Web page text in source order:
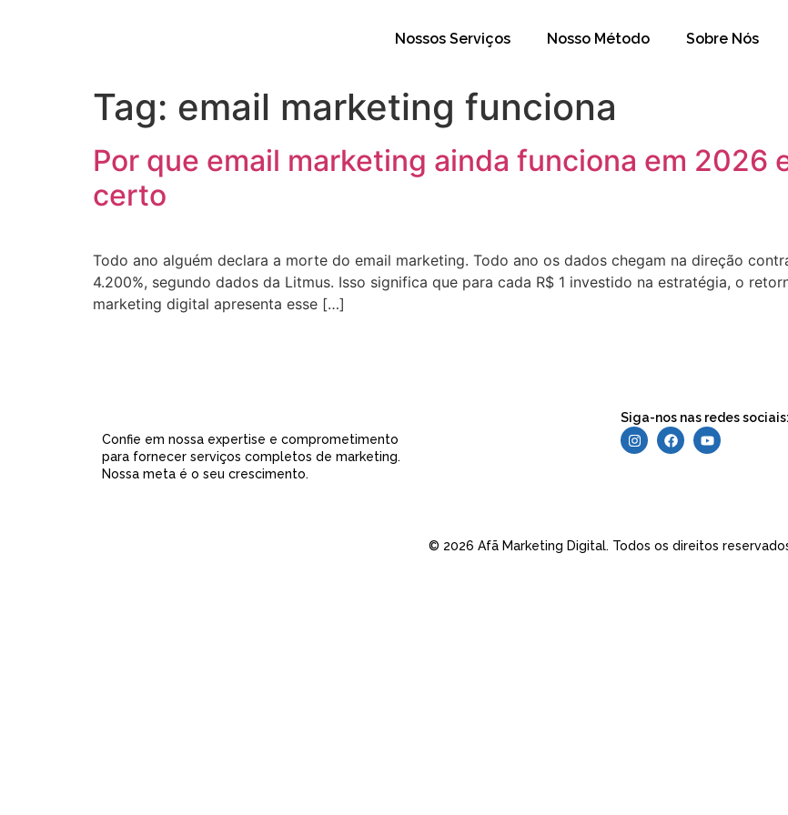
Nossos Serviços Nosso Método Sobre Nós
Tag: email marketing funciona
Por que email marketing ainda funciona em 2026
certo
Todo ano alguém declara a morte do email marketing. Todo ano os dados chegam na direção
4.200%, segundo dados da Litmus. Isso significa que para cada R$ 1 investido na estratégia, o
marketing digital apresenta esse […]
Confie em nossa expertise e comprometimento
para fornecer serviços completos de marketing.
Nossa meta é o seu crescimento.
Siga-nos nas redes sociais:
© 2026 Afã Marketing Digital. Todos os direitos